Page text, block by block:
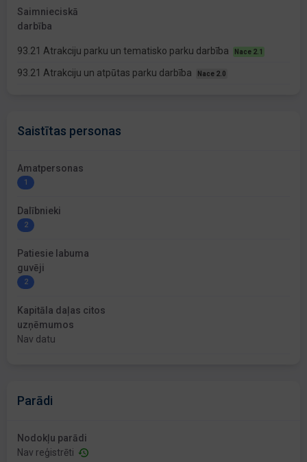
Saimnieciskā
darbība
93.21 Atrakciju parku un tematisko parku darbība Nace 2.1
93.21 Atrakciju un atpūtas parku darbība Nace 2.0
Saistītas personas
Amatpersonas
1
Dalībnieki
2
Patiesie labuma
guvēji
2
Kapitāla daļas citos
uzņēmumos
Nav datu
Parādi
Nodokļu parādi
Nav reģistrēti